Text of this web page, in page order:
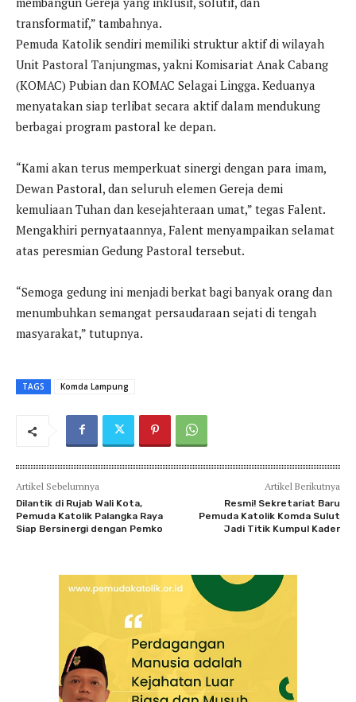
transformatif,” tambahnya.
Pemuda Katolik sendiri memiliki struktur aktif di wilayah
Unit Pastoral Tanjungmas, yakni Komisariat Anak Cabang
(KOMAC) Pubian dan KOMAC Selagai Lingga. Keduanya
menyatakan siap terlibat secara aktif dalam mendukung
berbagai program pastoral ke depan.
“Kami akan terus memperkuat sinergi dengan para imam,
Dewan Pastoral, dan seluruh elemen Gereja demi
kemuliaan Tuhan dan kesejahteraan umat,” tegas Falent.
Mengakhiri pernyataannya, Falent menyampaikan selamat
atas peresmian Gedung Pastoral tersebut.
“Semoga gedung ini menjadi berkat bagi banyak orang dan
menumbuhkan semangat persaudaraan sejati di tengah
masyarakat,” tutupnya.
TAGS Komda Lampung
Artikel Sebelumnya
Dilantik di Rujab Wali Kota,
Pemuda Katolik Palangka Raya
Siap Bersinergi dengan Pemko
Artikel Berikutnya
Resmi! Sekretariat Baru
Pemuda Katolik Komda Sulut
Jadi Titik Kumpul Kader